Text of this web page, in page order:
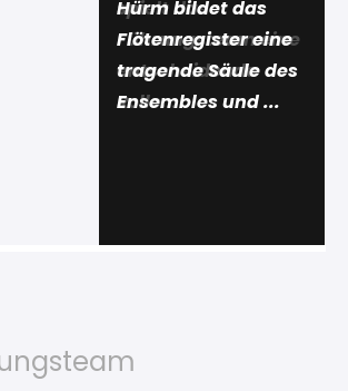
spielt das
Führungsteam eine
entscheidende
Rolle...
Hürm bildet das
Flötenregister eine
tragende Säule des
Ensembles und ...